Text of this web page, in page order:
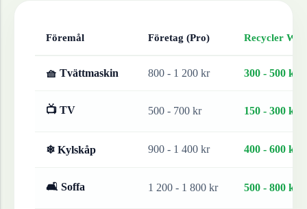
Föremål Företag (Pro) Recycler
🧺 Tvättmaskin 800 - 1 200 kr 300 - 500 kr
📺 TV 500 - 700 kr 150 - 300 kr
❄ Kylskåp 900 - 1 400 kr 400 - 600 kr
🛋 Soffa 1 200 - 1 800 kr 500 - 800 kr